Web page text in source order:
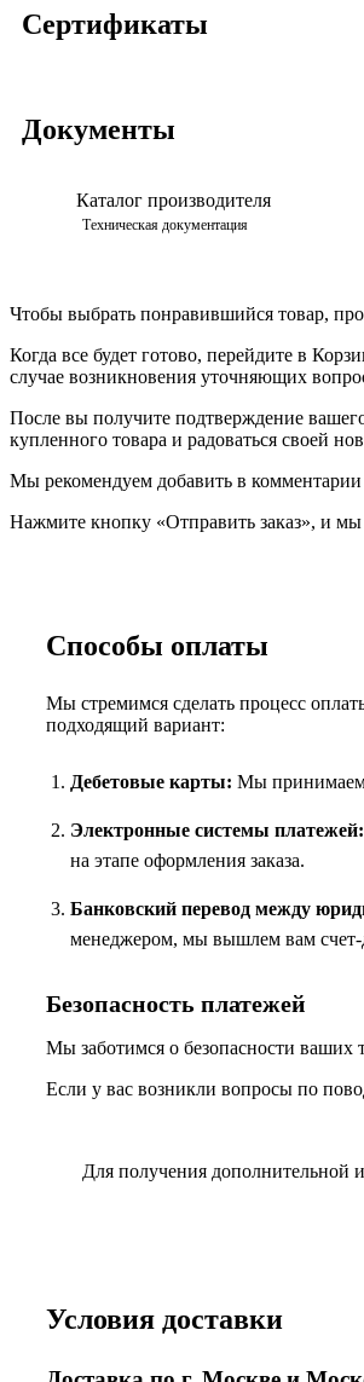
Сертификаты
Документы
Каталог производителя
Техническая документация
Чтобы выбрать понравившийся товар,
Когда все будет готово, перейдите в
случае возникновения уточняющих
После вы получите подтверждение
купленного товара и радоваться своей
Мы рекомендуем добавить в
Нажмите кнопку «Отправить заказ», и
Способы оплаты
Мы стремимся сделать процесс
подходящий вариант:
Дебетовые карты: Мы принимаем
Электронные системы платежей:
на этапе оформления заказа.
Банковский перевод между
менеджером, мы вышлем вам счет-
Безопасность платежей
Мы заботимся о безопасности ваших
Если у вас возникли вопросы по
Для получения дополнительной
Условия доставки